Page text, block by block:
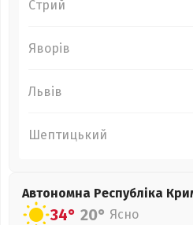
Стрий
Яворів
Львів
Шептицький
Автономна Республіка
34° 20° Ясно